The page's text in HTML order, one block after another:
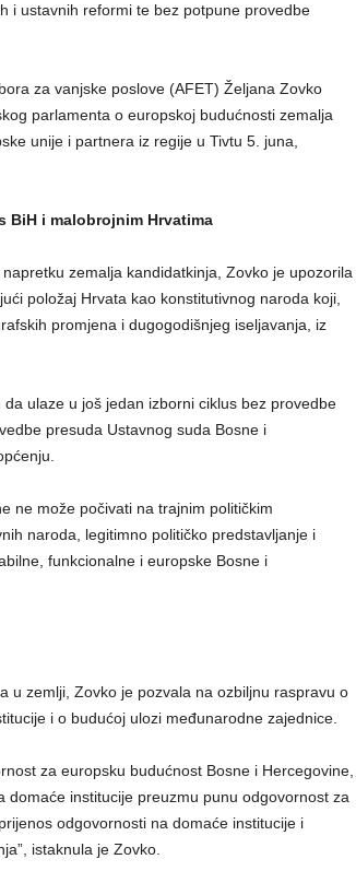
i ustavnih reformi te bez potpune provedbe
za vanjske poslove (AFET) Željana Zovko
parlamenta o europskoj budućnosti zemalja
unije i partnera iz regije u Tivtu 5. juna,
BiH i malobrojnim Hrvatima
zemalja kandidatkinja, Zovko je upozorila
položaj Hrvata kao konstitutivnog naroda koji,
promjena i dugogodišnjeg iseljavanja, iz
ulaze u još jedan izborni ciklus bez provedbe
presuda Ustavnog suda Bosne i
ne može počivati na trajnim političkim
naroda, legitimno političko predstavljanje i
funkcionalne i europske Bosne i
u zemlji, Zovko je pozvala na ozbiljnu raspravu o
i o budućoj ulozi međunarodne zajednice.
za europsku budućnost Bosne i Hercegovine,
institucije preuzmu punu odgovornost za
odgovornosti na domaće institucije i
istaknula je Zovko.